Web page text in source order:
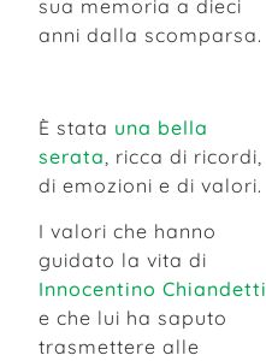
sua memoria a dieci
anni dalla scomparsa.
È stata una bella
serata , ricca di ricordi,
di emozioni e di valori.
I valori che hanno
guidato la vita di
Innocentino Chiandetti
e che lui ha saputo
trasmettere alle